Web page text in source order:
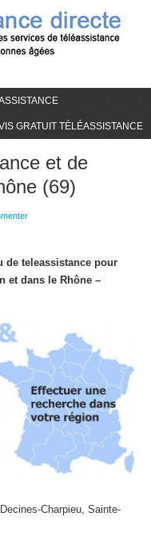
GRATUIT TÉLÉASSISTANCE
et de
(69)
de teleassistance pour
et dans le Rhône –
Charpieu, Sainte-